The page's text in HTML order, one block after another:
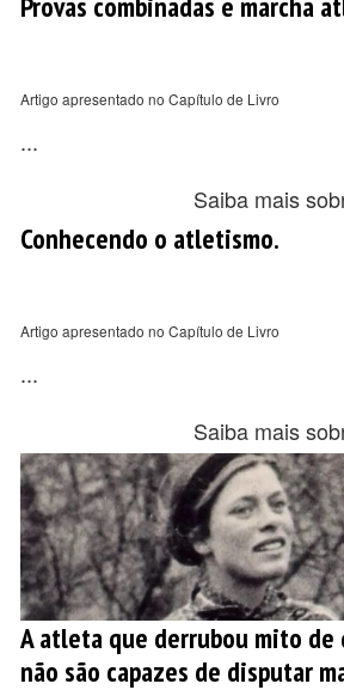
Artigo apresentado no Capítulo de Livro
...
Saiba mais
Conhecendo o atletismo.
Artigo apresentado no Capítulo de Livro
...
Saiba mais
A atleta que derrubou mito de
não são capazes de disputar